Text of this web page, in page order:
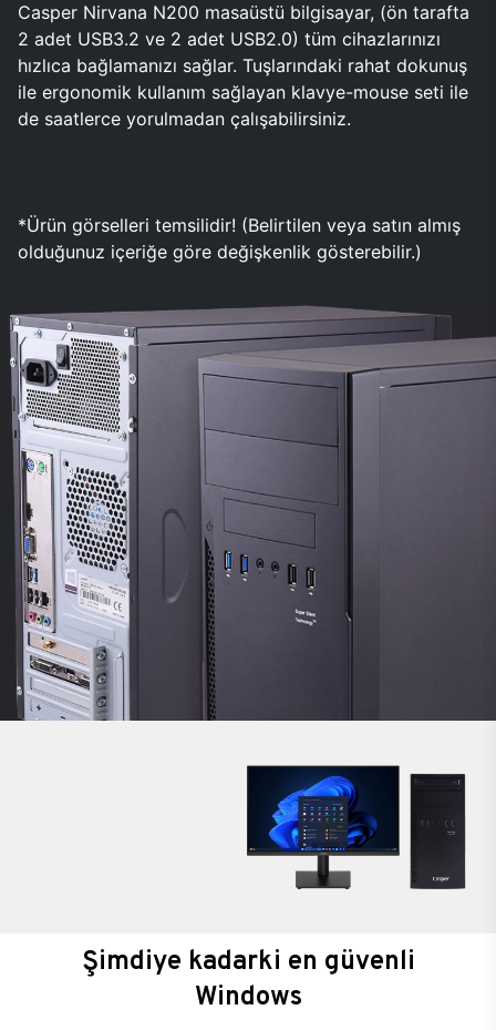
Casper Nirvana N200 masaüstü bilgisayar, (ön tarafta
2 adet USB3.2 ve 2 adet USB2.0) tüm cihazlarınızı
hızlıca bağlamanızı sağlar. Tuşlarındaki rahat dokunuş
ile ergonomik kullanım sağlayan klavye-mouse seti ile
de saatlerce yorulmadan çalışabilirsiniz.
*Ürün görselleri temsilidir! (Belirtilen veya satın almış
olduğunuz içeriğe göre değişkenlik gösterebilir.)
Şimdiye kadarki en güvenli
Windows